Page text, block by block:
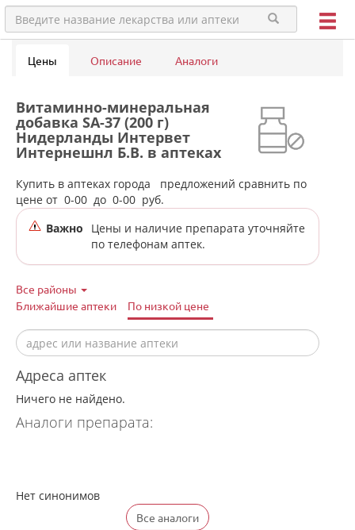
Цены Описание Аналоги
Витаминно-минеральная
добавка SA-37 (200 г)
Нидерланды Интервет
Интернешнл Б.В. в аптеках
города Дегтярска
Купить в аптеках города
предложений сравнить по
цене от 0-00 до 0-00 руб.
Важно
Цены и наличие препарата уточняйте
по телефонам аптек.
Все районы
Ближайшие аптеки
По низкой цене
Адреса аптек
Ничего не найдено.
Аналоги препарата:
Нет синонимов
Все аналоги